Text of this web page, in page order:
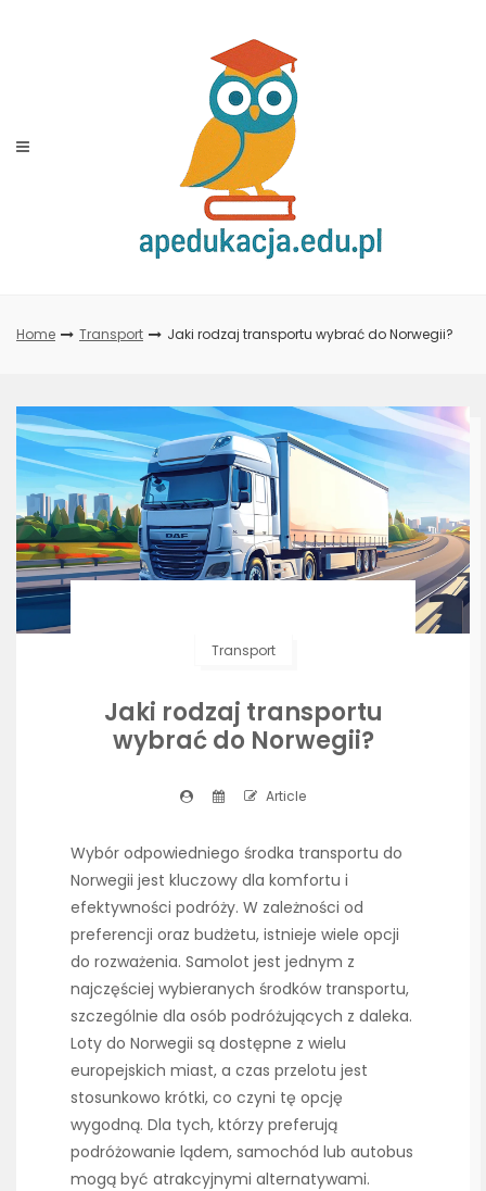
Home Transport Jaki rodzaj transportu wybrać do Norwegii?
Transport
Jaki rodzaj transportu
wybrać do Norwegii?
Article
Wybór odpowiedniego środka transportu do
Norwegii jest kluczowy dla komfortu i
efektywności podróży. W zależności od
preferencji oraz budżetu, istnieje wiele opcji
do rozważenia. Samolot jest jednym z
najczęściej wybieranych środków transportu,
szczególnie dla osób podróżujących z daleka.
Loty do Norwegii są dostępne z wielu
europejskich miast, a czas przelotu jest
stosunkowo krótki, co czyni tę opcję
wygodną. Dla tych, którzy preferują
podróżowanie lądem, samochód lub autobus
mogą być atrakcyjnymi alternatywami.